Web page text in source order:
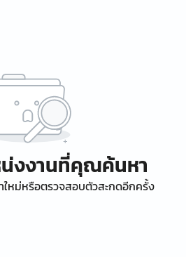
งงานที่คุณค้นหา
หม่หรือตรวจสอบตัวสะกดอีกครั้ง